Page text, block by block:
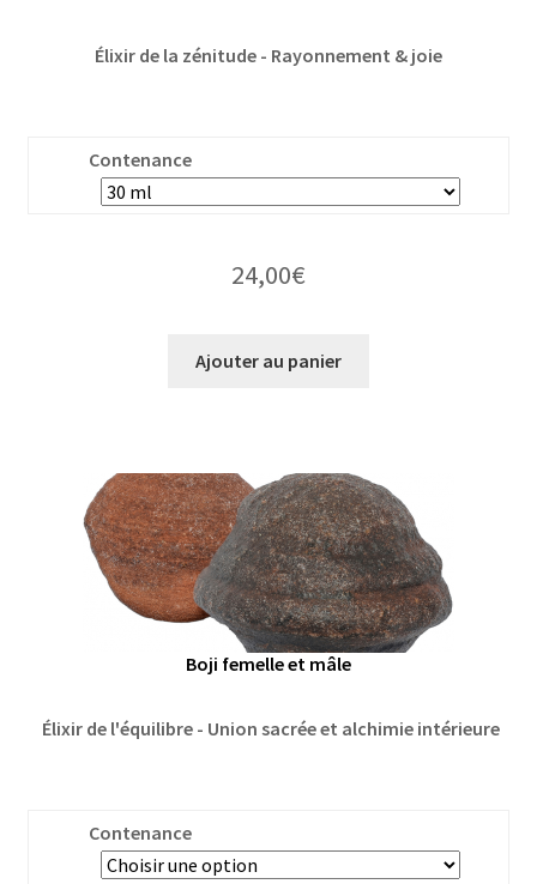
Élixir de la zénitude - Rayonnement & joie
Contenance
24,00€
Ajouter au panier
Boji femelle et mâle
Élixir de l'équilibre - Union sacrée et alchimie intérieure
Contenance